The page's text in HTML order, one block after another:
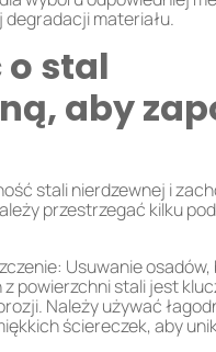
degradacji materiału.
stal
aby
stali nierdzewnej i
przestrzegać kilku
Usuwanie
powierzchni stali jest
Należy używać
ściereczek, aby